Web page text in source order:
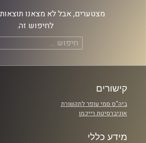
מצטערים, אבל לא מצאנו
לחיפוש זה.
חיפוש:
קישורים
ביה"ס סמי עופר לתקשורת
אוניברסיטת רייכמן
מידע כללי